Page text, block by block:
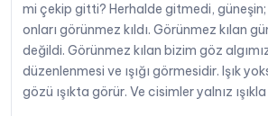
mi çekip gitti? Herhalde gitmedi, güneşin;
onları görünmez kıldı. Görünmez kılan
değildi. Görünmez kılan bizim göz
düzenlenmesi ve ışığı görmesidir. Işık
gözü ışıkta görür. Ve cisimler yalnız